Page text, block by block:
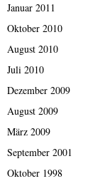
Januar 2011
Oktober 2010
August 2010
Juli 2010
Dezember 2009
August 2009
März 2009
September 2001
Oktober 1998